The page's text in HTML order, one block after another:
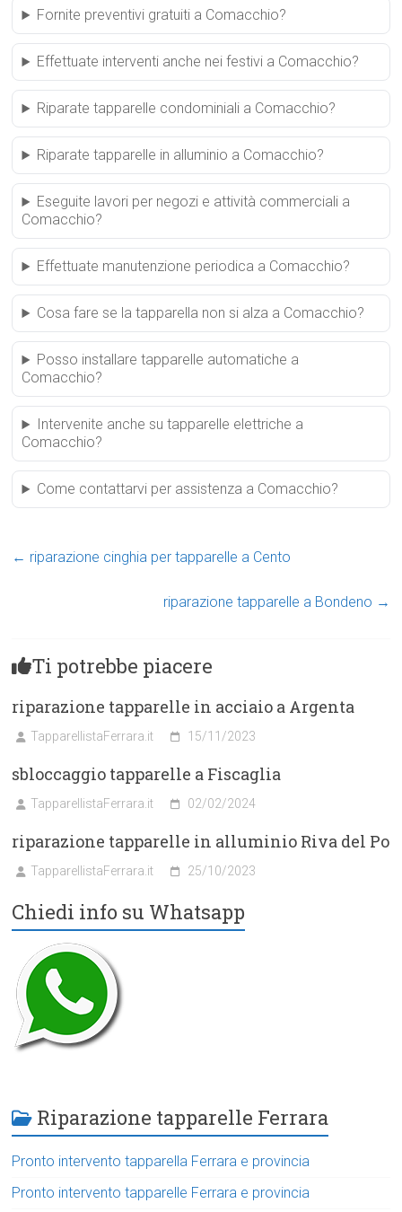
Fornite preventivi gratuiti a Comacchio?
Effettuate interventi anche nei festivi a Comacchio?
Riparate tapparelle condominiali a Comacchio?
Riparate tapparelle in alluminio a Comacchio?
Eseguite lavori per negozi e attività commerciali a
Comacchio?
Effettuate manutenzione periodica a Comacchio?
Cosa fare se la tapparella non si alza a Comacchio?
Posso installare tapparelle automatiche a
Comacchio?
Intervenite anche su tapparelle elettriche a
Comacchio?
Come contattarvi per assistenza a Comacchio?
← riparazione cinghia per tapparelle a Cento
riparazione tapparelle a Bondeno →
Ti potrebbe piacere
riparazione tapparelle in acciaio a Argenta
TapparellistaFerrara.it 15/11/2023
sbloccaggio tapparelle a Fiscaglia
TapparellistaFerrara.it 02/02/2024
riparazione tapparelle in alluminio Riva del Po
TapparellistaFerrara.it 25/10/2023
Chiedi info su Whatsapp
Riparazione tapparelle Ferrara
Pronto intervento tapparella Ferrara e provincia
Pronto intervento tapparelle Ferrara e provincia